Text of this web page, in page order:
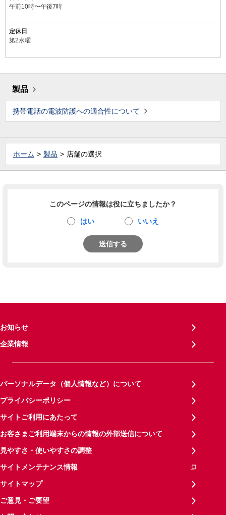
午前10時〜午後7時
定休日
第2水曜
製品
携帯電話の電波防護への適合性について
ホーム 製品 店舗の選択
このページの情報は役に立ちましたか？
はい いいえ
送信する
お知らせ
企業情報
パーソナルデータ（個人情報など）について
プライバシーポリシー
サイトご利用にあたって
お客さまご利用端末からの情報の外部送信について
見やすさ・使いやすさの調整
サイトメンテナンス情報
サイトマップ
ご意見・ご要望